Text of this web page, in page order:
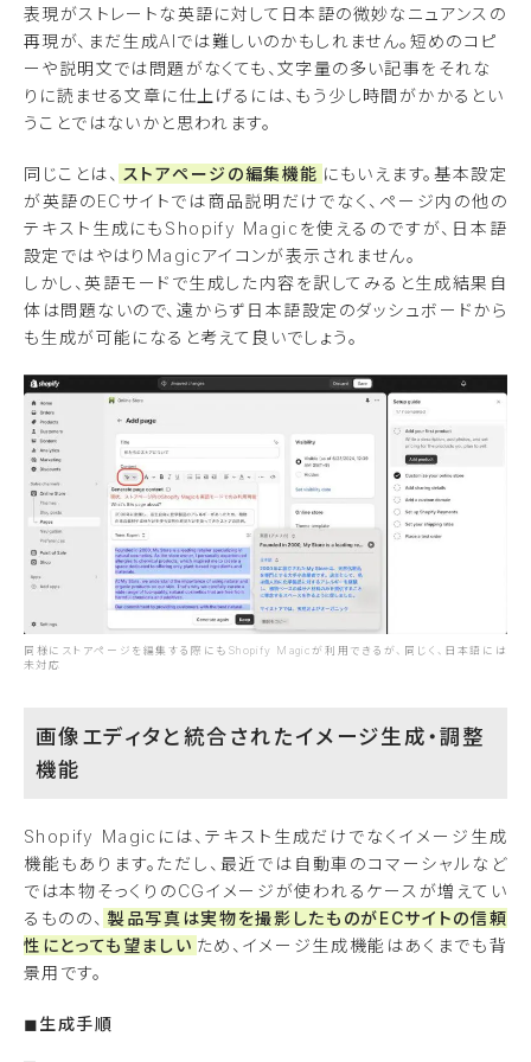
表現がストレートな英語に対して日本語の微妙なニュアンスの
再現が、まだ生成AIでは難しいのかもしれません。短めのコピ
ーや説明文では問題がなくても、文字量の多い記事をそれな
りに読ませる文章に仕上げるには、もう少し時間がかかるとい
うことではないかと思われます。
同じことは、 ストアページの編集機能 にもいえます。基本設定
が英語のECサイトでは商品説明だけでなく、ページ内の他の
テキスト生成にもShopify Magicを使えるのですが、日本語
設定ではやはりMagicアイコンが表示されません。
しかし、英語モードで生成した内容を訳してみると生成結果自
体は問題ないので、遠からず日本語設定のダッシュボードから
も生成が可能になると考えて良いでしょう。
同様にストアページを編集する際にもShopify Magicが利用できるが、同じく、日本語には
未対応
画像エディタと統合されたイメージ生成・調整
機能
Shopify Magicには、テキスト生成だけでなくイメージ生成
機能もあります。ただし、最近では自動車のコマーシャルなど
では本物そっくりのCGイメージが使われるケースが増えてい
るものの、 製品写真は実物を撮影したものがECサイトの信頼
性にとっても望ましい ため、イメージ生成機能はあくまでも背
景用です。
◼︎生成手順